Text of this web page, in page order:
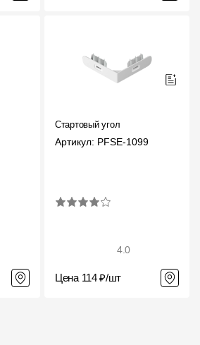
Стартовый угол
Артикул: PFSE-1099
4.0
Цена 114 ₽/шт